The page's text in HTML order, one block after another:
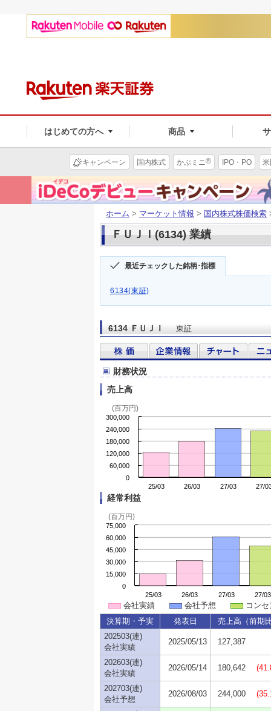
はじめての方へ 商品
キャンペーン 国内株式 かぶミニ® IPO・PO
ホーム > マーケット情報 > 国内株式株価検索
ＦＵＪＩ(6134) 業績
最近チェックした銘柄･指標
6134(東証)
6134 ＦＵＪＩ 東証